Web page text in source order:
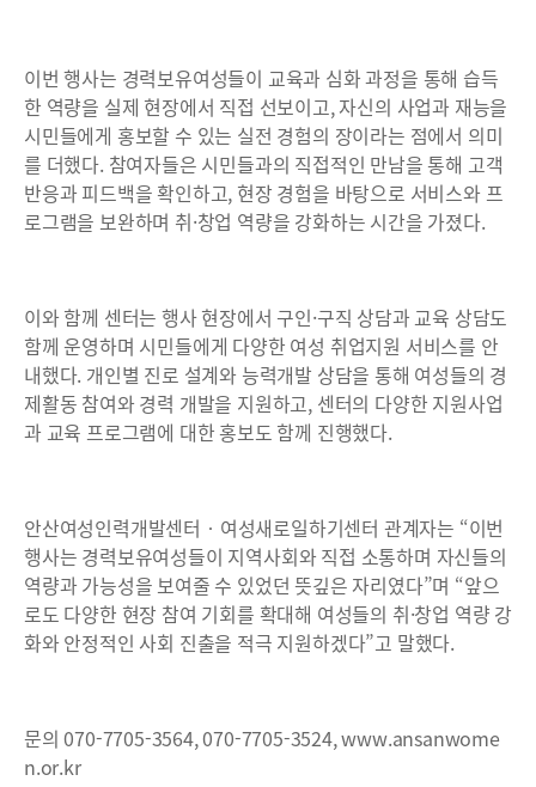
이번 행사는 경력보유여성들이 교육과 심화 과정을 통해 습득
한 역량을 실제 현장에서 직접 선보이고, 자신의 사업과 재능을
시민들에게 홍보할 수 있는 실전 경험의 장이라는 점에서 의미
를 더했다. 참여자들은 시민들과의 직접적인 만남을 통해 고객
반응과 피드백을 확인하고, 현장 경험을 바탕으로 서비스와 프
로그램을 보완하며 취·창업 역량을 강화하는 시간을 가졌다.
이와 함께 센터는 행사 현장에서 구인·구직 상담과 교육 상담도
함께 운영하며 시민들에게 다양한 여성 취업지원 서비스를 안
내했다. 개인별 진로 설계와 능력개발 상담을 통해 여성들의 경
제활동 참여와 경력 개발을 지원하고, 센터의 다양한 지원사업
과 교육 프로그램에 대한 홍보도 함께 진행했다.
안산여성인력개발센터‧여성새로일하기센터 관계자는 “이번
행사는 경력보유여성들이 지역사회와 직접 소통하며 자신들의
역량과 가능성을 보여줄 수 있었던 뜻깊은 자리였다”며 “앞으
로도 다양한 현장 참여 기회를 확대해 여성들의 취·창업 역량 강
화와 안정적인 사회 진출을 적극 지원하겠다”고 말했다.
문의 070-7705-3564, 070-7705-3524, www.ansanwome
n.or.kr